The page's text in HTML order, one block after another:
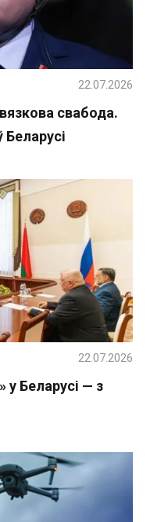
свабода.
22.07.2026
Беларусі — з
22.07.2026